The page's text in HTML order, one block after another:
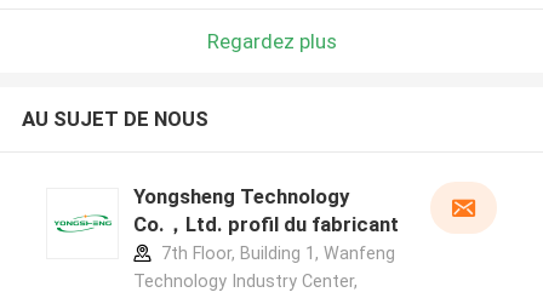
Regardez plus
AU SUJET DE NOUS
Yongsheng Technology
Co.，Ltd. profil du fabricant
7th Floor, Building 1, Wanfeng
Technology Industry Center,